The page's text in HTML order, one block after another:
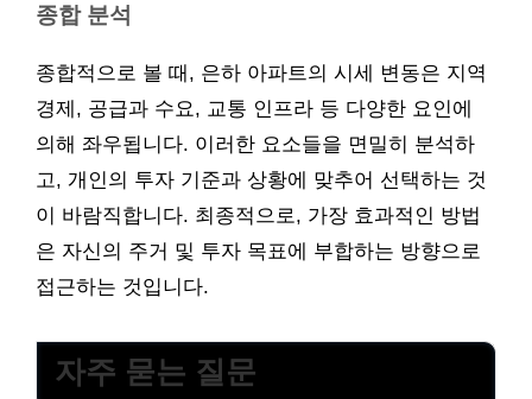
종합 분석
종합적으로 볼 때, 은하 아파트의 시세 변동은 지역
경제, 공급과 수요, 교통 인프라 등 다양한 요인에
의해 좌우됩니다. 이러한 요소들을 면밀히 분석하
고, 개인의 투자 기준과 상황에 맞추어 선택하는 것
이 바람직합니다. 최종적으로, 가장 효과적인 방법
은 자신의 주거 및 투자 목표에 부합하는 방향으로
접근하는 것입니다.
자주 묻는 질문